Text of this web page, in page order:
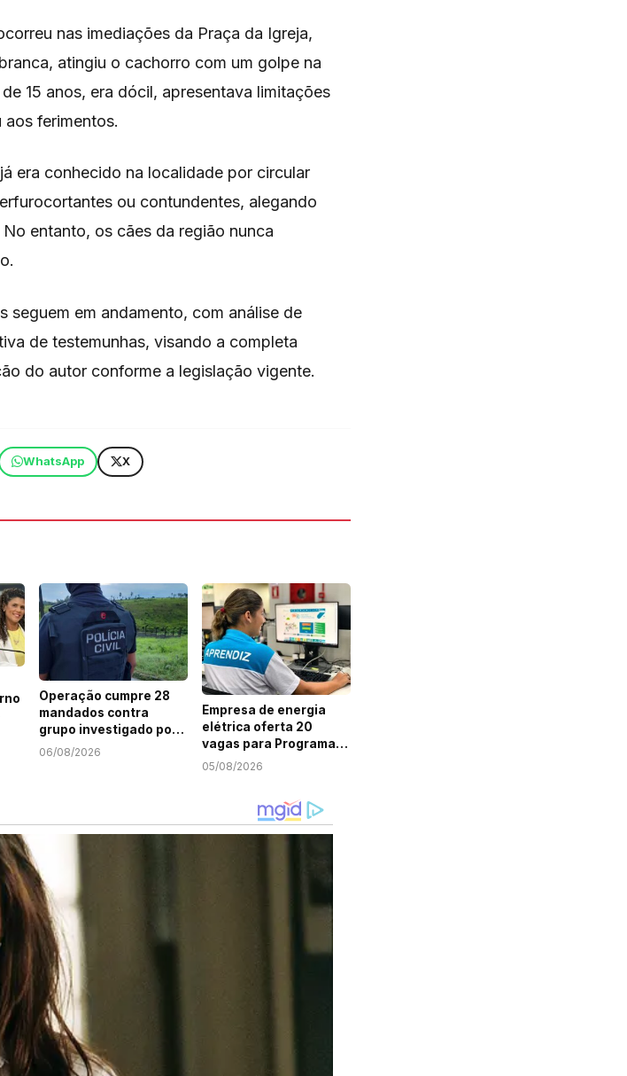
nas imediações da Praça da Igreja,
atingiu o cachorro com um golpe na
15 anos, era dócil, apresentava limitações
ferimentos.
era conhecido na localidade por circular
ou contundentes, alegando
entanto, os cães da região nunca
seguem em andamento, com análise de
de testemunhas, visando a completa
do autor conforme a legislação vigente.
WhatsApp X
Operação cumpre 28
mandados contra
grupo investigado por
roubo de cargas e
06/08/2026
Empresa de energia
elétrica oferta 20
vagas para Programa
Jovem Aprendiz em
05/08/2026